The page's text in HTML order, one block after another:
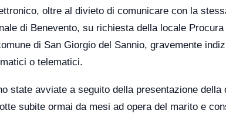
oltre al divieto di comunicare con la
di Benevento, su richiesta della locale
di San Giorgio del Sannio, gravemente
o telematici.
state avviate a seguito della presentazione
subite ormai da mesi ad opera del marito e